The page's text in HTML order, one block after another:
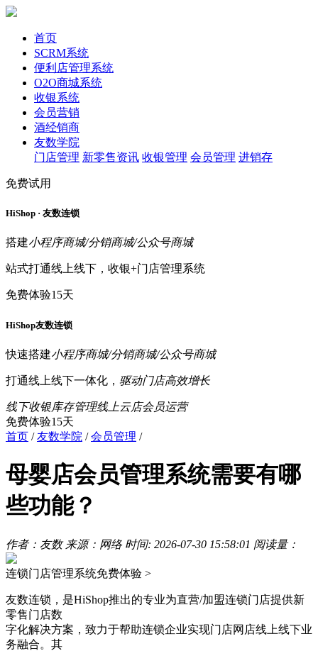
首页
SCRM系统
便利店管理系统
O2O商城系统
收银系统
会员营销
酒经销商
友数学院
门店管理 新零售资讯 收银管理 会员管理 进销存
免费试用
HiShop · 友数连锁
搭建小程序商城/分销商城/公众号商城
站式打通线上线下，收银+门店管理系统
免费体验15天
HiShop友数连锁
快速搭建小程序商城/分销商城/公众号商城
打通线上线下一体化， 驱动门店高效增长
线下收银库存管理线上云店会员运营
免费体验15天
首页 /友数学院 /会员管理 /
母婴店会员管理系统需要有哪
些功能？
作者：友数 来源：网络 时间: 2026-07-30 15:58:01 阅读量：
连锁门店管理系统免费体验 >
友数连锁，是HiShop推出的专业为直营/加盟连锁门店提供新
零售门店数
字化解决方案，致力于帮助连锁企业实现门店网店线上线下业
务融合。其